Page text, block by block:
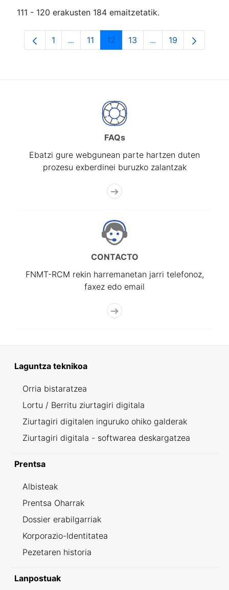
111 - 120 erakusten 184 emaitzetatik.
Orrialdea
1 ...Intermediate Pages Use TAB to navigate.
Orrialdea
11 Orrialdea
12 Orrialdea
13 ...Intermediate
Orrialdea
19
FAQs
Ebatzi gure webgunean parte hartzen duten
prozesu exberdinei buruzko zalantzak
CONTACTO
FNMT-RCM rekin harremanetan jarri telefonoz,
faxez edo email
Laguntza teknikoa
Orria bistaratzea
Lortu / Berritu ziurtagiri digitala
Ziurtagiri digitalen inguruko ohiko galderak
Ziurtagiri digitala - softwarea deskargatzea
Prentsa
Albisteak
Prentsa Oharrak
Dossier erabilgarriak
Korporazio-Identitatea
Pezetaren historia
Lanpostuak